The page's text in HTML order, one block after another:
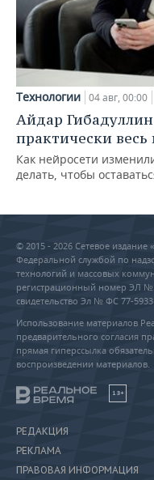
Технологии 04 авг, 00:00
Айдар
практически
Как нейросети
делать, чтобы
© 2015 - 2026 Сетевое издание
Федеральной службой по
технологий и массовых
регистрационный номер ЭЛ №
свидетельство Эл № ФС 77-
Использование материалов
предварительного согласия
прямая гиперссылка
воспроизведении материалов.
18+
РЕДАКЦИЯ
РЕКЛАМА
ПРАВОВАЯ ИНФОРМАЦИЯ